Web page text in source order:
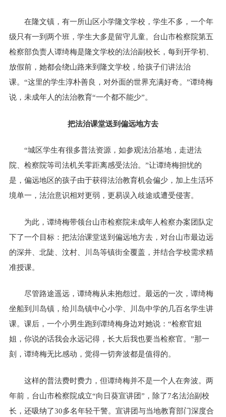
在隆文镇，有一所山区小学隆文学校，学生不多，一个年
级只有一到两个班，学生大多是留守儿童。台山市检察院第五
检察部负责人谭绮梅是隆文学校的法治副校长，每到开学初、
放假前，她都会绕山路来到隆文学校，给孩子们讲法治
课。“这里的学生淳朴善良，对外面的世界充满好奇。”谭绮梅
说，未成年人的法治教育“一个都不能少”。
把法治课堂送到偏远地方去
“城区学生有很多普法资源，如参观法治基地，走进法
院、检察院等司法机关零距离感受法治。”让谭绮梅担忧的
是，偏远地区的孩子由于获得法治教育机会偏少，加上生活环
境单一，法治意识相对更弱，更易误入歧途或遭受侵害。
为此，谭绮梅带领台山市检察院未成年人检察办案团队定
下了一个目标：把法治课堂送到偏远地方去，对台山市最边远
的深井、北陡、汶村、川岛等镇街全覆盖，并结合学校需求精
准授课。
尽管路途遥远，谭绮梅从未抱怨过。最远的一次，谭绮梅
坐船到川岛镇，给川岛镇中心小学、川岛中学的几百名学生讲
课。课后，一个小男生跑到谭绮梅身边对她说：“检察官姐
姐，你说的话我会永远记得，长大后我也要当检察官。”那一
刻，谭绮梅无比感动，觉得一切奔波都是值得的。
这样的普法费时费力，但谭绮梅并不是一个人在奔波。两
年前，台山市检察院成立“向日葵宣讲团”，除了7名法治副校
长，还吸纳了30多名年轻干警。宣讲团与当地教育部门深度合